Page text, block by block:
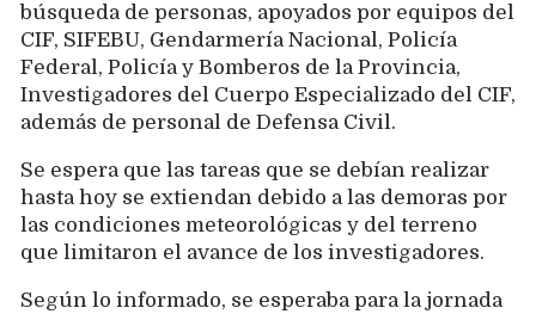
búsqueda de personas, apoyados por equipos del
CIF, SIFEBU, Gendarmería Nacional, Policía
Federal, Policía y Bomberos de la Provincia,
Investigadores del Cuerpo Especializado del CIF,
además de personal de Defensa Civil.
Se espera que las tareas que se debían realizar
hasta hoy se extiendan debido a las demoras por
las condiciones meteorológicas y del terreno
que limitaron el avance de los investigadores.
Según lo informado, se esperaba para la jornada